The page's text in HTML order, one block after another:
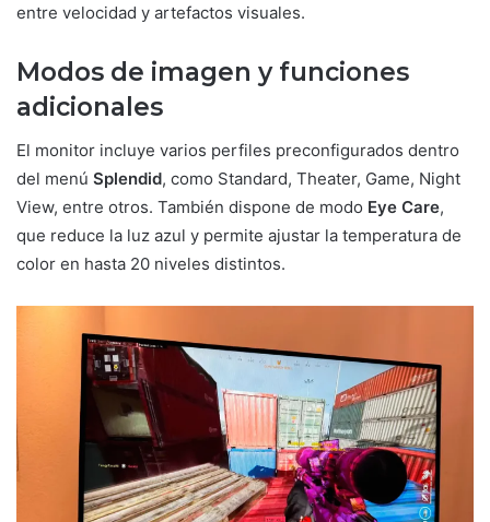
entre velocidad y artefactos visuales.
Modos de imagen y funciones
adicionales
El monitor incluye varios perfiles preconfigurados dentro
del menú Splendid, como Standard, Theater, Game, Night
View, entre otros. También dispone de modo Eye Care,
que reduce la luz azul y permite ajustar la temperatura de
color en hasta 20 niveles distintos.